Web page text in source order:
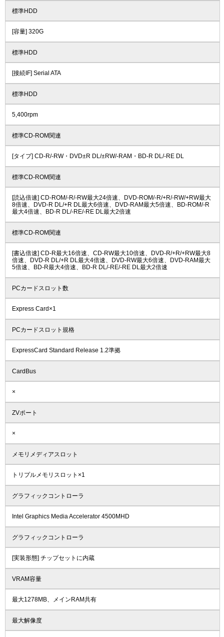
標準HDD
[容量] 320G
標準HDD
[接続IF] Serial ATA
標準HDD
5,400rpm
標準CD-ROM関連
[タイプ] CD-R/-RW・DVD±R DL/±RW/-RAM・BD-R DL/-RE DL
標準CD-ROM関連
[読込倍速] CD-ROM/-R/-RW最大24倍速、DVD-ROM/-R/+R/-RW/+RW最大
8倍速、DVD-R DL/+R DL最大6倍速、DVD-RAM最大5倍速、BD-ROM/-R
最大4倍速、BD-R DL/-RE/-RE DL最大2倍速
標準CD-ROM関連
[書込倍速] CD-R最大16倍速、CD-RW最大10倍速、DVD-R/+R/+RW最大8
倍速、DVD-R DL/+R DL最大4倍速、DVD-RW最大6倍速、DVD-RAM最大
5倍速、BD-R最大4倍速、BD-R DL/-RE/-RE DL最大2倍速
PCカードスロット数
Express Card×1
PCカードスロット規格
ExpressCard Standard Release 1.2準拠
CardBus
×
ZVポート
×
メモリメディアスロット
トリプルメモリスロット×1
グラフィックコントローラ
Intel Graphics Media Accelerator 4500MHD
グラフィックコントローラ
[実装形態] チップセットに内蔵
VRAM容量
最大1278MB、メインRAM共有
最大解像度